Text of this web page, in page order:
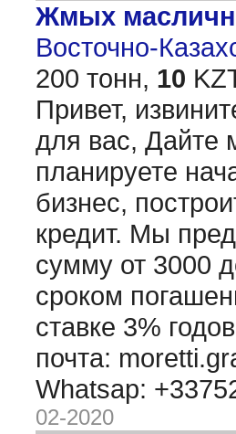
Жмых
Восточно-
200 тонн, 10
Привет,
для вас, Дайте
планируете
бизнес,
кредит. Мы
сумму от 3000
сроком
ставке 3%
почта:
Whatsap:
02-2020